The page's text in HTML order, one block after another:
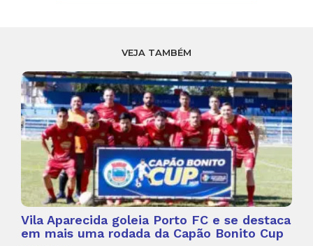
VEJA TAMBÉM
Vila Aparecida goleia Porto FC e se destaca
em mais uma rodada da Capão Bonito Cup